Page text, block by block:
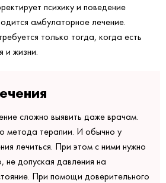
психику и поведение
амбулаторное лечение.
только тогда, когда есть
и жизни.
сложно выявить даже врачам.
метода терапии. И обычно у
лечиться. При этом с ними нужно
не допуская давления на
При помощи доверительного